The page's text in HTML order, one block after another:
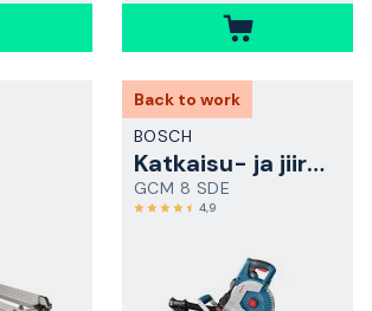
Back to work
BOSCH
Katkaisu- ja jiirisaha
GCM 8 SDE
4,9